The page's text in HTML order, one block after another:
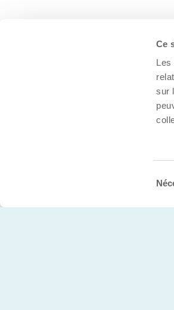
Ce
Les
sur
Trouver une
Inscrire mon
© Chambre de commerce et